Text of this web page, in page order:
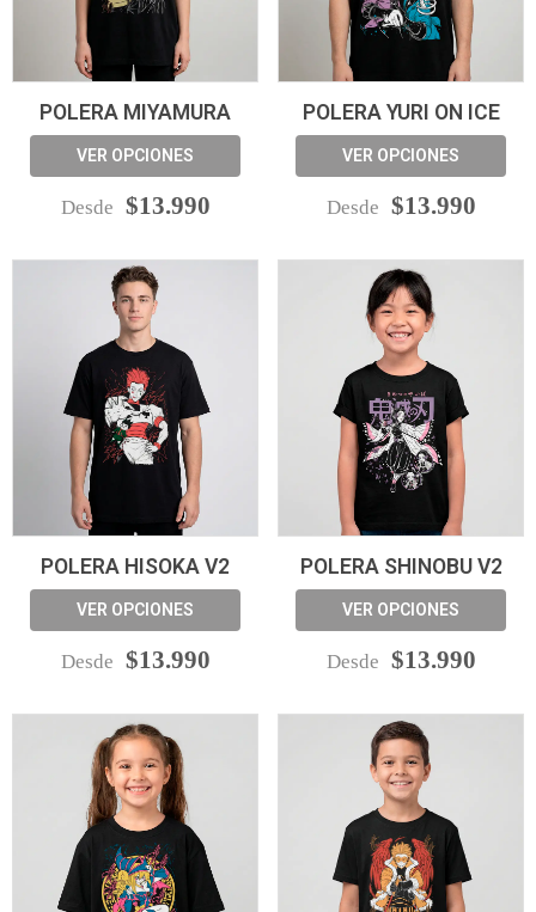
POLERA MIYAMURA
VER OPCIONES
Desde $13.990
POLERA YURI ON ICE
VER OPCIONES
Desde $13.990
POLERA HISOKA V2
VER OPCIONES
Desde $13.990
POLERA SHINOBU V2
VER OPCIONES
Desde $13.990